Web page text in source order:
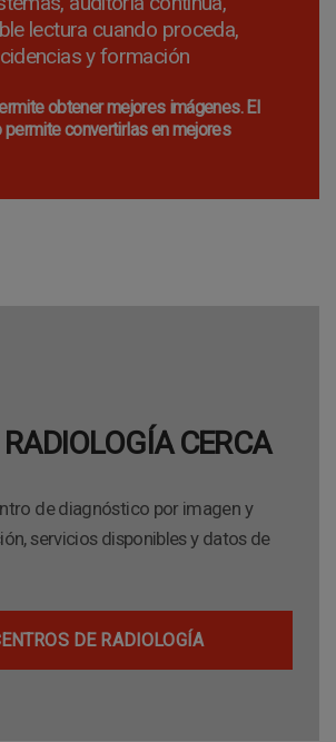
lectura cuando proceda,
y formación
obtener mejores imágenes. El
convertirlas en mejores
CERCA
de diagnóstico por imagen y
servicios disponibles y datos de
DE RADIOLOGÍA